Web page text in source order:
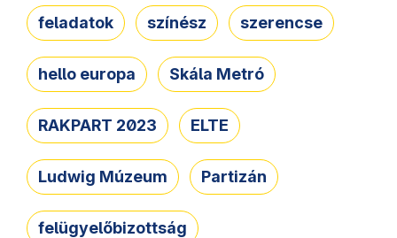
feladatok színész szerencse
hello europa Skála Metró
RAKPART 2023 ELTE
Ludwig Múzeum Partizán
felügyelőbizottság